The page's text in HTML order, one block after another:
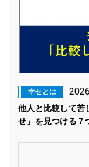
幸せとは
他人と比較して苦
せ」を見つける７